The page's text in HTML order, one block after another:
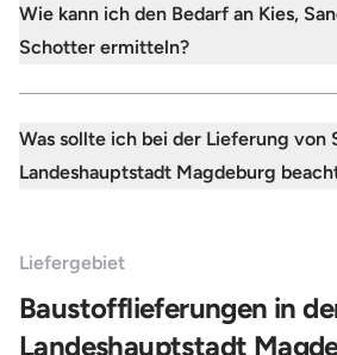
Wie kann ich den Bedarf an Kies,
Schotter ermitteln?
Was sollte ich bei der Lieferung von
Landeshauptstadt Magdeburg
Liefergebiet
Baustofflieferungen in
Landeshauptstadt